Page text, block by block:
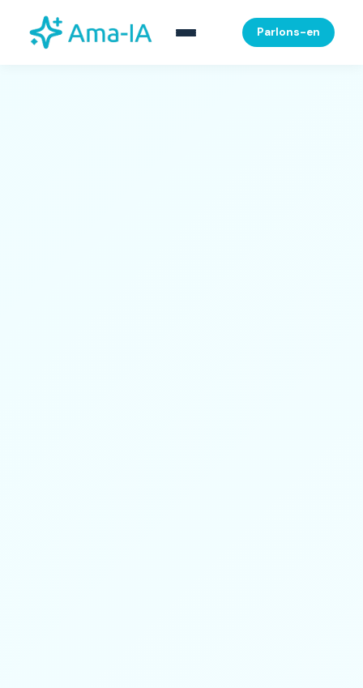
Parlons-en